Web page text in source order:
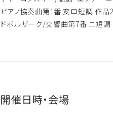
ピアノ協奏曲第1番 変ロ短調 作品
ドボルザーク/交響曲第7番 ニ短調
開催日時・会場